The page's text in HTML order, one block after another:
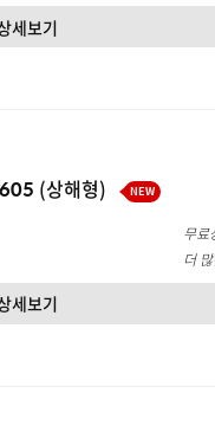
세보기
(상해형) NEW
무료
더
세보기